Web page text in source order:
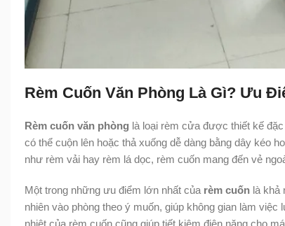
Rèm Cuốn Văn Phòng Là Gì? Ưu
Rèm cuốn văn phòng là loại rèm cửa được thiết kế
có thể cuộn lên hoặc thả xuống dễ dàng bằng dây kéo
như rèm vải hay rèm lá dọc, rèm cuốn mang đến vẻ
Một trong những ưu điểm lớn nhất của rèm cuốn là khả
nhiên vào phòng theo ý muốn, giúp không gian làm
nhiệt của rèm cuốn cũng giúp tiết kiệm điện năng cho